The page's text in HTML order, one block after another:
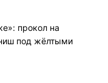
прокол на
под жёлтыми